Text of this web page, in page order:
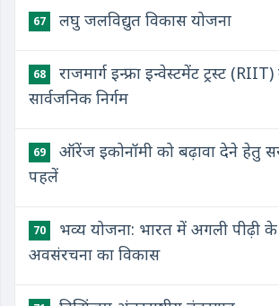
67 लघु जलविद्युत विकास योजना
68
राजमार्ग इन्फ्रा इन्वेस्टमेंट ट्रस्ट
सार्वजनिक निर्गम
69
ऑरेंज इकोनॉमी को बढ़ावा देने हेतु
पहलें
70
भव्य योजना: भारत में अगली पीढ़ी
अवसंरचना का विकास